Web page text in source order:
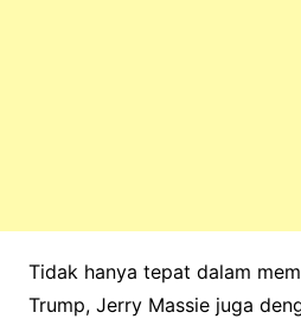
Tidak hanya tepat dalam
Trump, Jerry Massie juga